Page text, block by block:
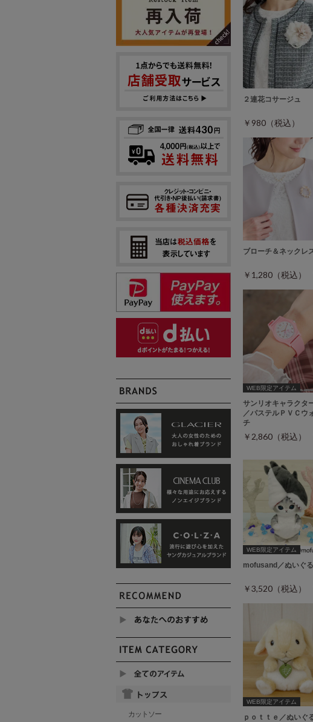
２連花コサージュ
￥980（税込）
ブローチ＆ネックレ
￥1,280（税込）
WEB限定アイテム
サンリオキャラクタ
／パステルＰＶＣウ
チ
￥2,860（税込）
WEB限定アイテム
mofusand／ぬいぐ
￥3,520（税込）
WEB限定アイテム
ｐｏｔｔｅ／ぬいぐ
カットソー